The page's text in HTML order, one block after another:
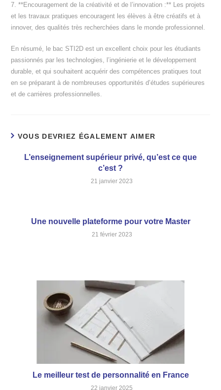
7. **Encouragement de la créativité et de l’innovation :** Les projets
et les travaux pratiques encouragent les élèves à être créatifs et à
innover, des qualités très recherchées dans le monde professionnel.
En résumé, le bac STI2D est un excellent choix pour les étudiants
passionnés par les technologies, l’ingénierie et le développement
durable, et qui souhaitent acquérir des compétences pratiques tout
en se préparant à de nombreuses opportunités d’études supérieures
et de carrières professionnelles.
VOUS DEVRIEZ ÉGALEMENT AIMER
L’enseignement supérieur privé, qu’est ce que
c’est ?
21 janvier 2023
Une nouvelle plateforme pour votre Master
21 février 2023
Le meilleur test de personnalité en France
22 janvier 2025